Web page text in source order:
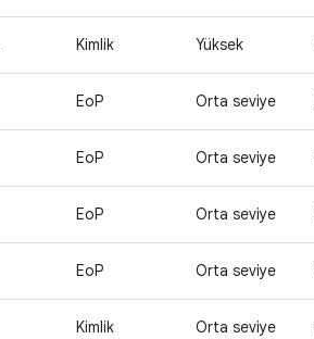
Kimlik Yüksek
EoP Orta seviye
EoP Orta seviye
EoP Orta seviye
EoP Orta seviye
Kimlik Orta seviye